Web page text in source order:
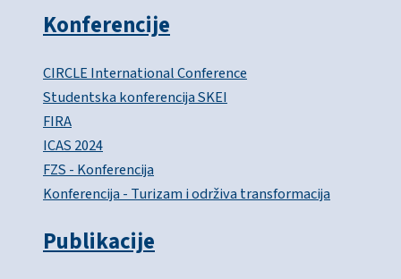
Konferencije
CIRCLE International Conference
Studentska konferencija SKEI
FIRA
ICAS 2024
FZS - Konferencija
Konferencija - Turizam i održiva transformacija
Publikacije